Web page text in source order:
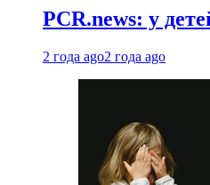
PCR.news: у
2 года ago2 года ago